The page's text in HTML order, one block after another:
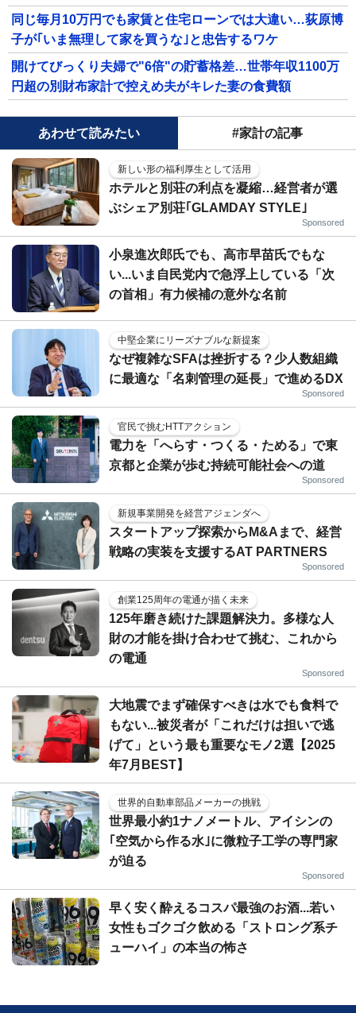
同じ毎月10万円でも家賃と住宅ローンでは大違い…荻原博
子が｢いま無理して家を買うな｣と忠告するワケ
開けてびっくり夫婦で"6倍"の貯蓄格差…世帯年収1100万
円超の別財布家計で控えめ夫がキレた妻の食費額
あわせて読みたい #家計の記事
新しい形の福利厚生として活用
ホテルと別荘の利点を凝縮…経営者が選
ぶシェア別荘｢GLAMDAY STYLE｣
Sponsored
小泉進次郎氏でも、高市早苗氏でもな
い...いま自民党内で急浮上している「次
の首相」有力候補の意外な名前
中堅企業にリーズナブルな新提案
なぜ複雑なSFAは挫折する？少人数組織
に最適な「名刺管理の延長」で進めるDX
Sponsored
官民で挑むHTTアクション
電力を「へらす・つくる・ためる」で東
京都と企業が歩む持続可能社会への道
Sponsored
新規事業開発を経営アジェンダへ
スタートアップ探索からM&Aまで、経営
戦略の実装を支援するAT PARTNERS
Sponsored
創業125周年の電通が描く未来
125年磨き続けた課題解決力。多様な人
財の才能を掛け合わせて挑む、これから
の電通
Sponsored
大地震でまず確保すべきは水でも食料で
もない...被災者が「これだけは担いで逃
げて」という最も重要なモノ2選【2025
年7月BEST】
世界的自動車部品メーカーの挑戦
世界最小約1ナノメートル、アイシンの
｢空気から作る水｣に微粒子工学の専門家
が迫る
Sponsored
早く安く酔えるコスパ最強のお酒...若い
女性もゴクゴク飲める「ストロング系チ
ューハイ」の本当の怖さ